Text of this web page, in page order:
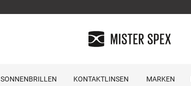
SONNENBRILLEN KONTAKTLINSEN MARKEN